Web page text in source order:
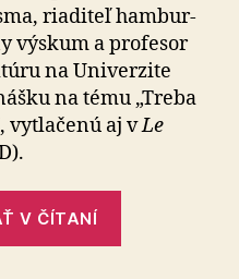
ria­di­teľ ham­bur­
výskum a pro­fe­sor
na Uni­ver­zite
na tému „Treba
vytla­čenú aj vLe
V ČÍTANÍ